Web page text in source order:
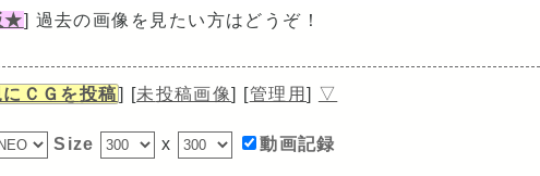
★] 過去の画像を見たい方はどうぞ！
ＣＧを投稿] [未投稿画像] [管理用 ] ▽
Size x 動画記録